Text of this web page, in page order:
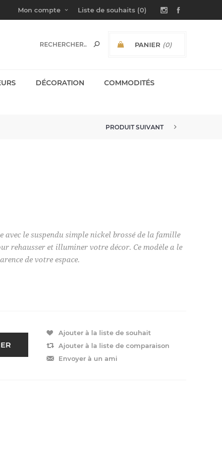
Mon compte Liste de souhaits (0)
PANIER (0)
DÉCORATION COMMODITÉS
PRODUIT SUIVANT
avec le suspendu simple nickel brossé de la famille
rehausser et illuminer votre décor. Ce modèle a le
de votre espace.